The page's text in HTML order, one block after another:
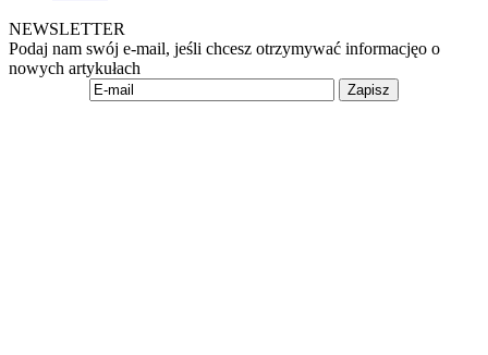
NEWSLETTER
Podaj nam swój e-mail, jeśli chcesz otrzymywać informacjęo o
nowych artykułach
Zapisz